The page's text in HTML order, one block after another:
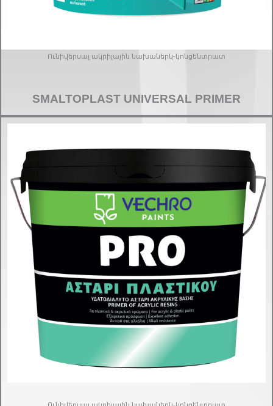
Ունիվերսալ ակրիլային նախաներկ-կոնցենտրատ
SMALTOPLAST UNIVERSAL PRIMER